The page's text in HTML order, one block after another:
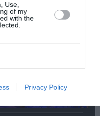
Use,
of my
with the
Privacy Policy
Ουάλιαμς σε
σκηνοθεσία
Δημήτρη Δεγαΐτη
Φεστιβάλ Άνδρου